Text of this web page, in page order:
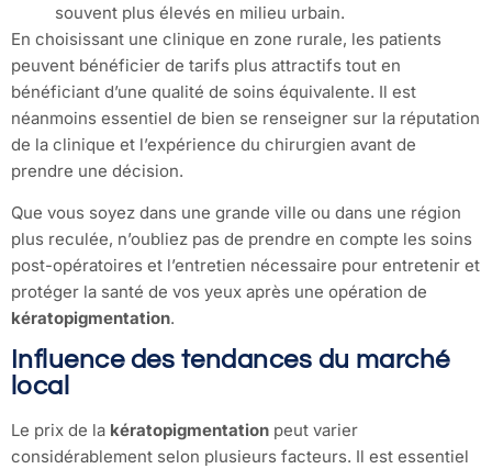
souvent plus élevés en milieu urbain.
En choisissant une clinique en zone rurale, les patients
peuvent bénéficier de tarifs plus attractifs tout en
bénéficiant d’une qualité de soins équivalente. Il est
néanmoins essentiel de bien se renseigner sur la réputation
de la clinique et l’expérience du chirurgien avant de
prendre une décision.
Que vous soyez dans une grande ville ou dans une région
plus reculée, n’oubliez pas de prendre en compte les soins
post-opératoires et l’entretien nécessaire pour entretenir et
protéger la santé de vos yeux après une opération de
kératopigmentation.
Influence des tendances du marché
local
Le prix de la kératopigmentation peut varier
considérablement selon plusieurs facteurs. Il est essentiel